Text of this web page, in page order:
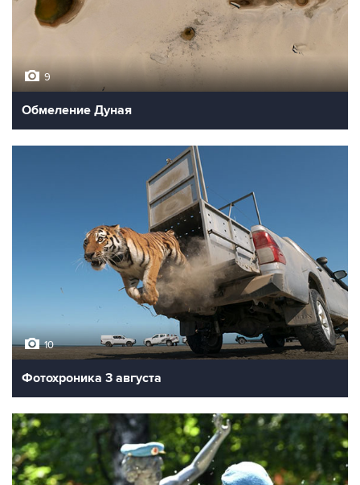
9
Обмеление Дуная
10
Фотохроника 3 августа